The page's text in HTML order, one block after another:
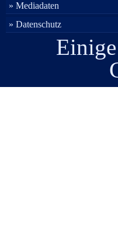
» Mediadaten
» Datenschutz